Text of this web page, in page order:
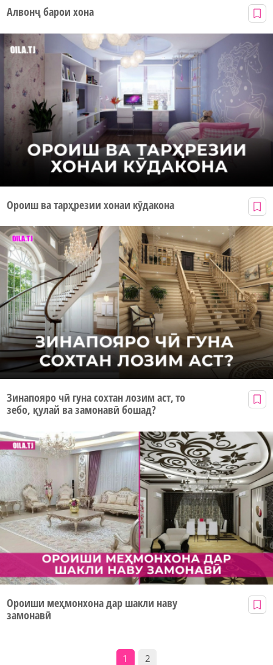
Алвонҷ барои хона
Ороиш ва тарҳрезии хонаи кӯдакона
Зинапояро чӣ гуна сохтан лозим аст, то
зебо, қулай ва замонавӣ бошад?
Ороиши меҳмонхона дар шакли наву
замонавӣ
1 2